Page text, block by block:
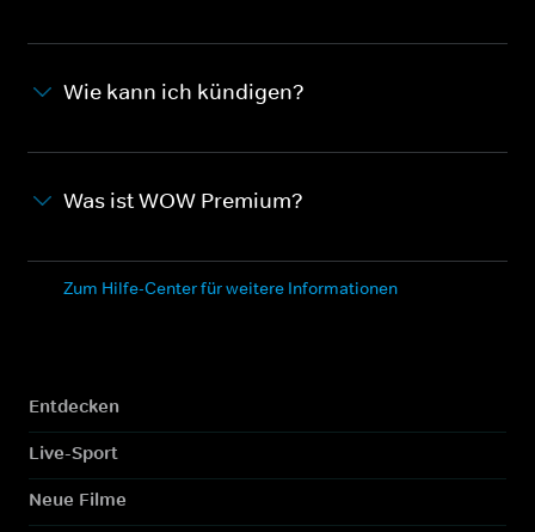
Wie kann ich kündigen?
Was ist WOW Premium?
Zum Hilfe-Center für weitere Informationen
Entdecken
Live-Sport
Neue Filme